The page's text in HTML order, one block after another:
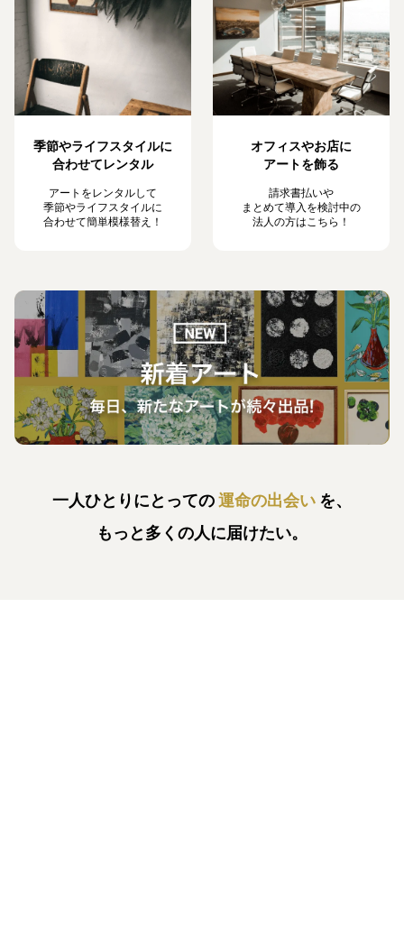
季節やライフスタイルに
合わせてレンタル
アートをレンタルして
季節やライフスタイルに
合わせて簡単模様替え！
オフィスやお店に
アートを飾る
請求書払いや
まとめて導入を検討中の
法人の方はこちら！
一人ひとりにとっての運命の出会い を、
もっと多くの人に届けたい。